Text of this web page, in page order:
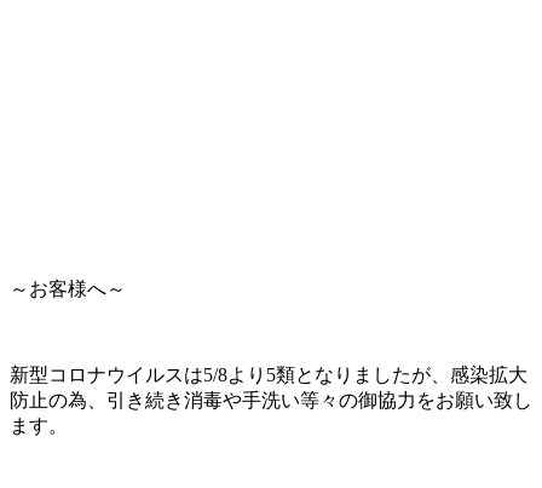
～お客様へ～
新型コロナウイルスは5/8より5類となりましたが、感染拡大
防止の為、引き続き消毒や手洗い等々の御協力をお願い致し
ます。